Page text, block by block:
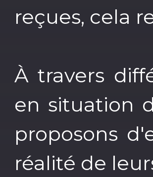
reçues, cela
À travers
en situation
proposons
réalité de